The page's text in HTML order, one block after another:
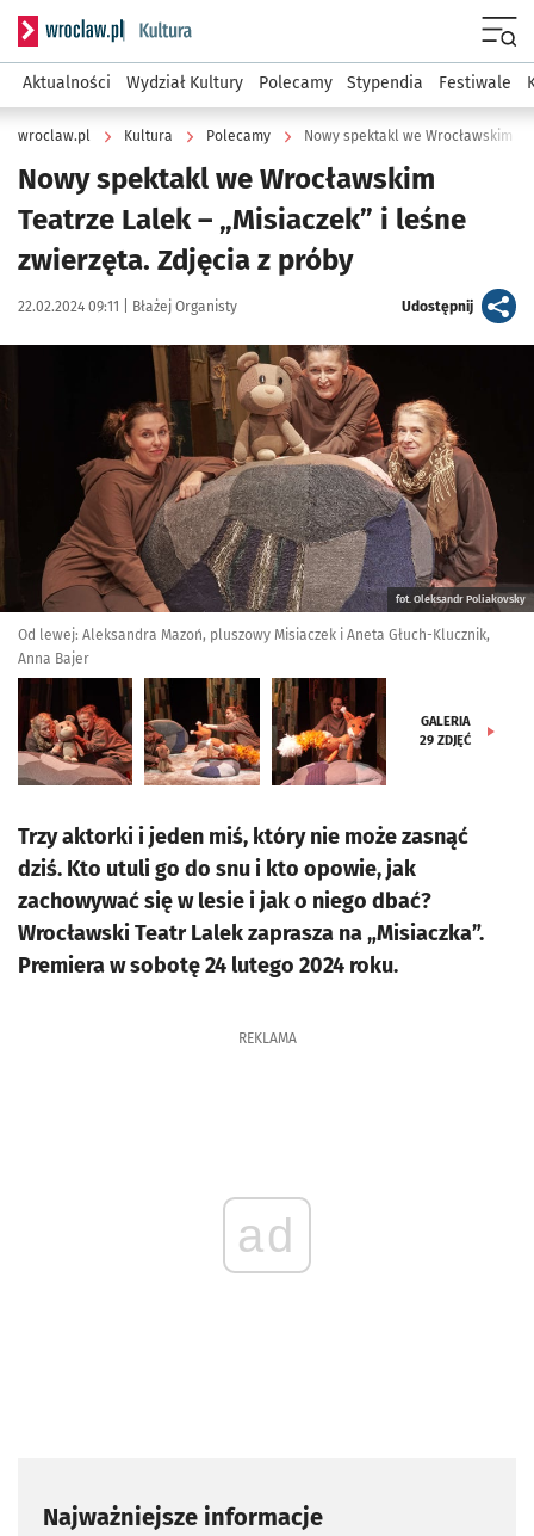
Serwis informacyjny wroclaw.pl podserwis: Kultura
Aktualności Wydział Kultury Polecamy Stypendia Festiwale
wroclaw.pl Kultura Polecamy
Nowy spektakl we Wrocławskim
Teatrze Lalek – „Misiaczek” i leśne
zwierzęta. Zdjęcia z próby
Data publikacji:
22.02.2024 09:11 | Autor:
Błażej Organisty Udostępnijartykuł
Kliknij, aby zobaczyć galerię
fot. Oleksandr Poliakovsky
Od lewej: Aleksandra Mazoń, pluszowy Misiaczek i Aneta Głuch-Klucznik,
Anna Bajer
GALERIA
29 ZDJĘĆ
Trzy aktorki i jeden miś, który nie może zasnąć
dziś. Kto utuli go do snu i kto opowie, jak
zachowywać się w lesie i jak o niego dbać?
Wrocławski Teatr Lalek zaprasza na „Misiaczka”.
Premiera w sobotę 24 lutego 2024 roku.
REKLAMA
ad
Najważniejsze informacje